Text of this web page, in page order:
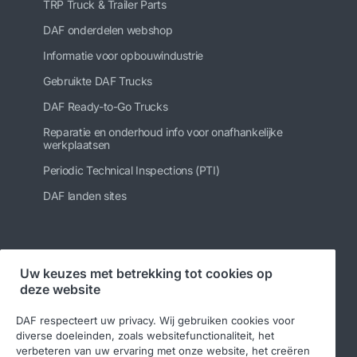
TRP Truck & Trailer Parts
DAF onderdelen webshop
Informatie voor opbouwindustrie
Gebruikte DAF Trucks
DAF Ready-to-Go Trucks
Reparatie en onderhoud info voor onafhankelijke
werkplaatsen
Periodic Technical Inspections (PTI)
DAF landen sites
Volg ons
Uw keuzes met betrekking tot cookies op
deze website
DAF respecteert uw privacy. Wij gebruiken cookies voor
diverse doeleinden, zoals websitefunctionaliteit, het
verbeteren van uw ervaring met onze website, het creëren